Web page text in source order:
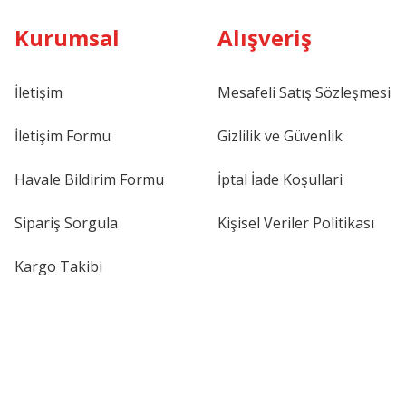
Kurumsal
İletişim
İletişim Formu
Havale Bildirim Formu
Sipariş Sorgula
Kargo Takibi
Alışveriş
Mesafeli Satış Sözleşmesi
Gizlilik ve Güvenlik
İptal İade Koşullari
Kişisel Veriler Politikası